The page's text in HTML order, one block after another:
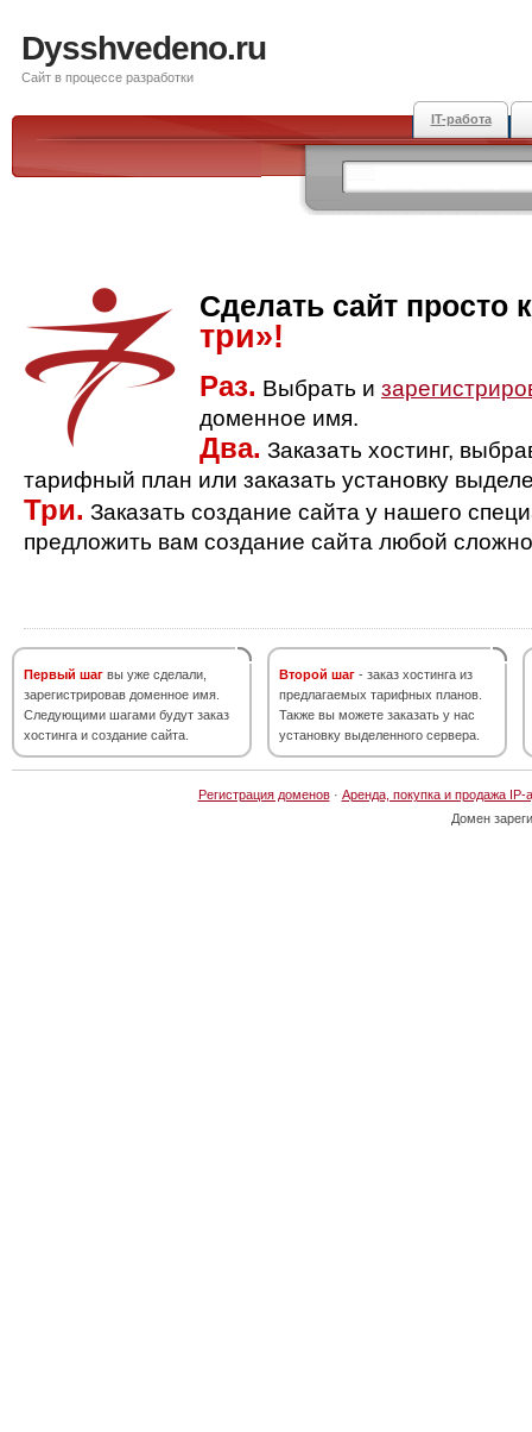
Dysshvedeno.ru
Сайт в процессе разработки
IT-работа
Сделать сайт просто
три»!
Раз. Выбрать и
доменное имя.
Два. Заказать хостинг,
тарифный план или заказать установку
Три. Заказать создание сайта у нашего
предложить вам создание сайта любой
Первый шаг вы уже сделали,
зарегистрировав доменное имя.
Следующими шагами будут заказ
хостинга и создание сайта.
Второй шаг - заказ хостинга из
предлагаемых тарифных планов.
Также вы можете заказать у нас
установку выделенного сервера.
Регистрация доменов· Аренда, покупка и продажа IP-
Домен